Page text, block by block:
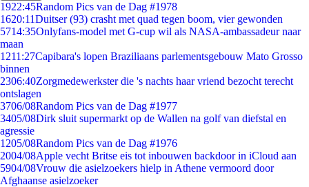
1922:45Random Pics van de Dag #1978
1620:11Duitser (93) crasht met quad tegen boom, vier gewonden
5714:35Onlyfans-model met G-cup wil als NASA-ambassadeur naar
maan
1211:27Capibara's lopen Braziliaans parlementsgebouw Mato Grosso
binnen
2306:40Zorgmedewerkster die 's nachts haar vriend bezocht terecht
ontslagen
3706/08Random Pics van de Dag #1977
3405/08Dirk sluit supermarkt op de Wallen na golf van diefstal en
agressie
1205/08Random Pics van de Dag #1976
2004/08Apple vecht Britse eis tot inbouwen backdoor in iCloud aan
5904/08Vrouw die asielzoekers hielp in Athene vermoord door
Afghaanse asielzoeker